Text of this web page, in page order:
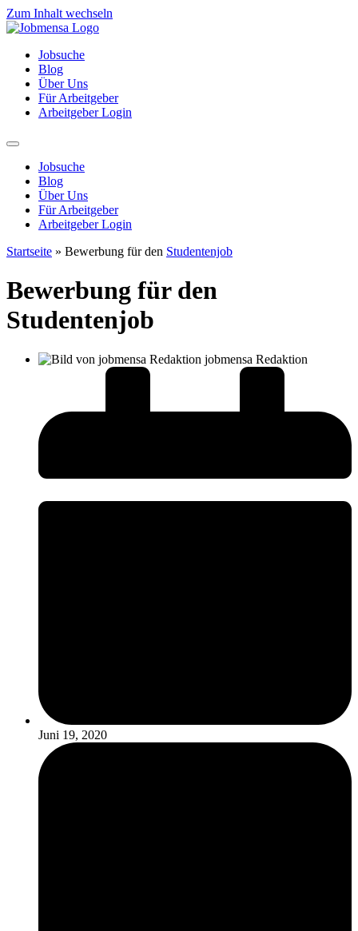
Zum Inhalt wechseln
Jobsuche
Blog
Über Uns
Für Arbeitgeber
Arbeitgeber Login
Jobsuche
Blog
Über Uns
Für Arbeitgeber
Arbeitgeber Login
Startseite » Bewerbung für den Studentenjob
Bewerbung für den
Studentenjob
jobmensa Redaktion
Juni 19, 2020